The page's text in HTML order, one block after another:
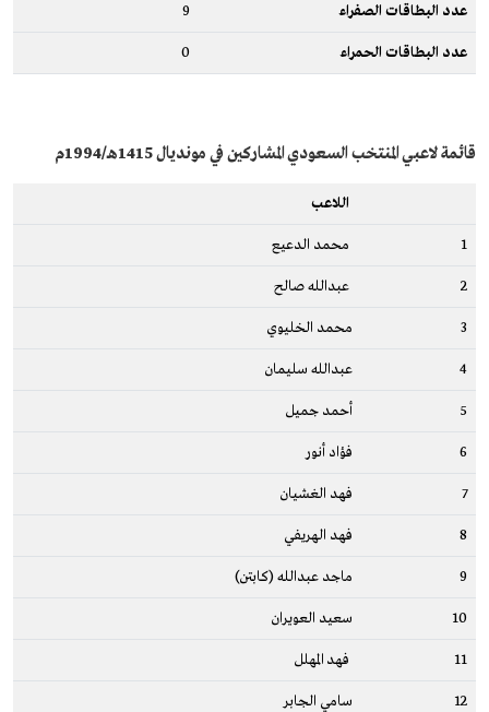
عدد البطاقات الصفراء 9
عدد البطاقات الحمراء 0
قائمة لاعبي المنتخب السعودي المشاركين في مونديال 1415هـ/1994م
اللاعب
1 محمد الدعيع
2 عبدالله صالح
3 محمد الخليوي
4 عبدالله سليمان
5 أحمد جميل
6 فؤاد أنور
7 فهد الغشيان
8 فهد الهريفي
9 ماجد عبدالله (كابتن)
10 سعيد العويران
11 فهد المهلل
12 سامي الجابر